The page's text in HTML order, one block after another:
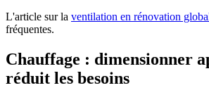
L'article sur la ventilation en rénovation
fréquentes.
Chauffage : dimensionner
réduit les besoins